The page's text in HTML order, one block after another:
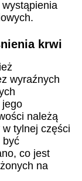
krwi
wyraźnych
jego
należą
w tylnej części
być
co jest
na